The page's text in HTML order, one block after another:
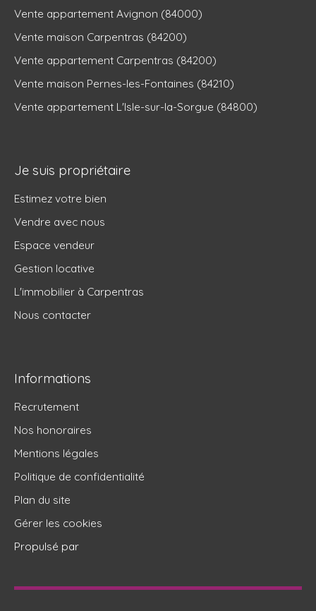
Vente appartement Avignon (84000)
Vente maison Carpentras (84200)
Vente appartement Carpentras (84200)
Vente maison Pernes-les-Fontaines (84210)
Vente appartement L'Isle-sur-la-Sorgue (84800)
Je suis propriétaire
Estimez votre bien
Vendre avec nous
Espace vendeur
Gestion locative
L'immobilier à Carpentras
Nous contacter
Informations
Recrutement
Nos honoraires
Mentions légales
Politique de confidentialité
Plan du site
Gérer les cookies
Propulsé par